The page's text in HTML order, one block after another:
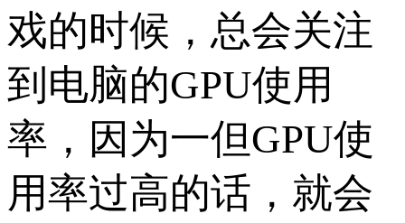
戏的时候，总会关注
到电脑的GPU使用
率，因为一但GPU使
用率过高的话，就会